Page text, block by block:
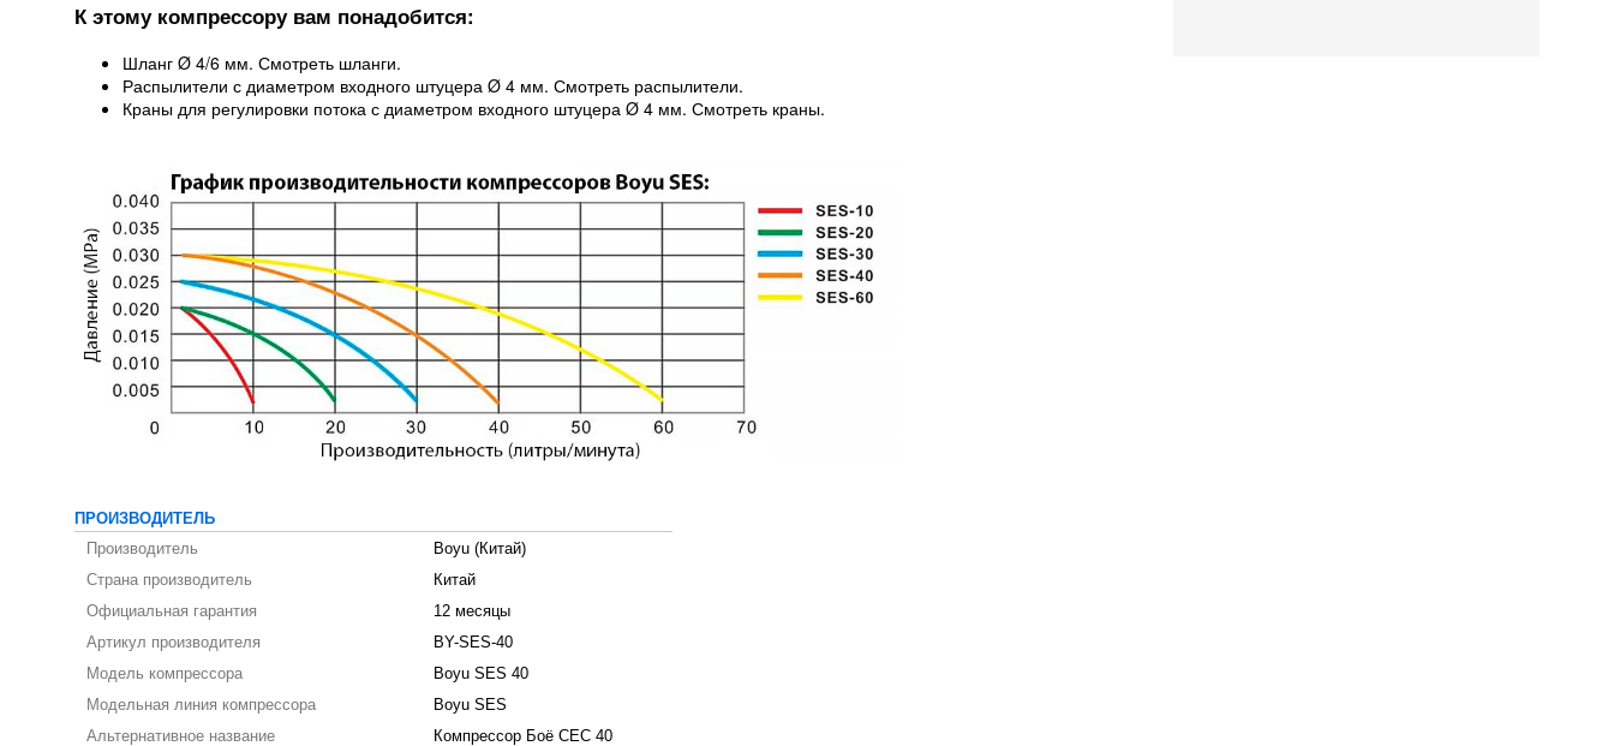
К этому компрессору вам понадобится:
Шланг Ø 4/6 мм. Смотреть шланги.
Распылители с диаметром входного штуцера Ø 4 мм. Смотреть распылители.
Краны для регулировки потока с диаметром входного штуцера Ø 4 мм. Смотреть краны.
ПРОИЗВОДИТЕЛЬ
Производитель
Boyu (Китай)
Страна производитель
Китай
Официальная гарантия
12 месяцы
Артикул производителя
BY-SES-40
Модель компрессора
Boyu SES 40
Модельная линия компрессора
Boyu SES
Альтернативное название
Компрессор Боё СЕС 40